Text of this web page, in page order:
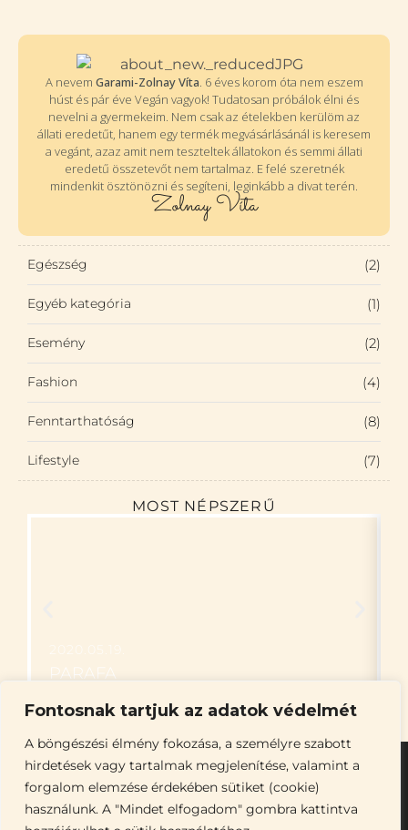
Fontosnak tartjuk az adatok védelmét
A böngészési élmény fokozása, a személyre szabott
hirdetések vagy tartalmak megjelenítése, valamint a
forgalom elemzése érdekében sütiket (cookie)
használunk. A "Mindet elfogadom" gombra kattintva
A nevem Garami-Zolnay Víta. 6 éves korom óta nem eszem
húst és pár éve Vegán vagyok! Tudatosan próbálok élni és
nevelni a gyermekeim. Nem csak az ételekben kerülöm az
állati eredetűt, hanem egy termék megvásárlásánál is keresem
a vegánt, azaz amit nem teszteltek állatokon és semmi állati
eredetű összetevőt nem tartalmaz. E felé szeretnék
mindenkit ösztönözni és segíteni, leginkább a divat terén.
Zolnay Víta
Egészség (2)
Egyéb kategória (1)
Esemény (2)
Fashion (4)
Fenntarthatóság (8)
Lifestyle (7)
MOST NÉPSZERŰ
2020.05.19.
PARAFA